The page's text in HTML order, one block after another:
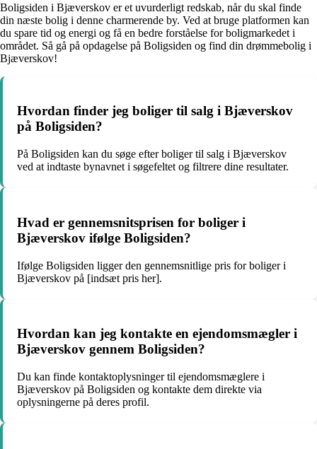
Boligsiden i Bjæverskov er et uvurderligt redskab, når du skal finde
din næste bolig i denne charmerende by. Ved at bruge platformen kan
du spare tid og energi og få en bedre forståelse for boligmarkedet i
området. Så gå på opdagelse på Boligsiden og find din drømmebolig i
Bjæverskov!
Hvordan finder jeg boliger til salg i Bjæverskov
på Boligsiden?
På Boligsiden kan du søge efter boliger til salg i Bjæverskov
ved at indtaste bynavnet i søgefeltet og filtrere dine resultater.
Hvad er gennemsnitsprisen for boliger i
Bjæverskov ifølge Boligsiden?
Ifølge Boligsiden ligger den gennemsnitlige pris for boliger i
Bjæverskov på [indsæt pris her].
Hvordan kan jeg kontakte en ejendomsmægler i
Bjæverskov gennem Boligsiden?
Du kan finde kontaktoplysninger til ejendomsmæglere i
Bjæverskov på Boligsiden og kontakte dem direkte via
oplysningerne på deres profil.